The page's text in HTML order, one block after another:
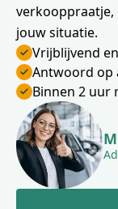
verkooppraatje,
jouw situatie.
Vrijblijvend
Antwoord op
Binnen 2 uur